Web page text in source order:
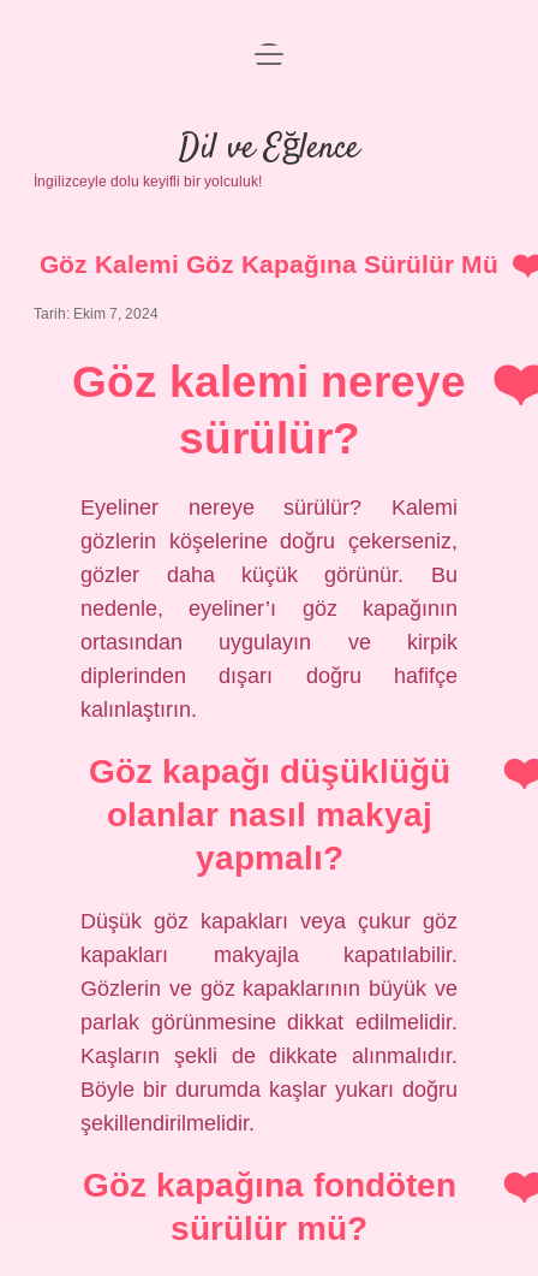
Anasayfa
Gizlilik Politikası
Yasal Uyarı
menüyü
Dil ve Eğlence
İngilizceyle dolu keyifli bir yolculuk!
Göz Kalemi Göz Kapağına Sürülür Mü
Tarih: Ekim 7, 2024
Göz kalemi nereye
sürülür?
Eyeliner nereye sürülür? Kalemi
gözlerin köşelerine doğru çekerseniz,
gözler daha küçük görünür. Bu
nedenle, eyeliner’ı göz kapağının
ortasından uygulayın ve kirpik
diplerinden dışarı doğru hafifçe
kalınlaştırın.
Göz kapağı düşüklüğü
olanlar nasıl makyaj
yapmalı?
Düşük göz kapakları veya çukur göz
kapakları makyajla kapatılabilir.
Gözlerin ve göz kapaklarının büyük ve
parlak görünmesine dikkat edilmelidir.
Kaşların şekli de dikkate alınmalıdır.
Böyle bir durumda kaşlar yukarı doğru
şekillendirilmelidir.
Göz kapağına fondöten
sürülür mü?